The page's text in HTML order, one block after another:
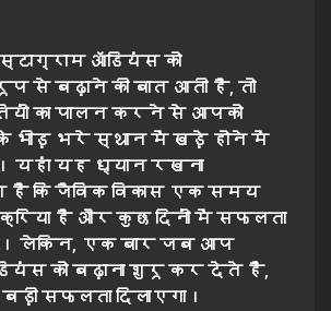
ऑडियंस को
से बढ़ाने की बात आती है, तो
का पालन करने से आपको
भीड़ भरे स्थान में खड़े होने में
यहां यह ध्यान रखना
कि जैविक विकास एक समय
है और कुछ दिनों में सफलता
लेकिन, एक बार जब आप
को बढ़ाना शुरू कर देते हैं,
सफलता दिलाएगा।